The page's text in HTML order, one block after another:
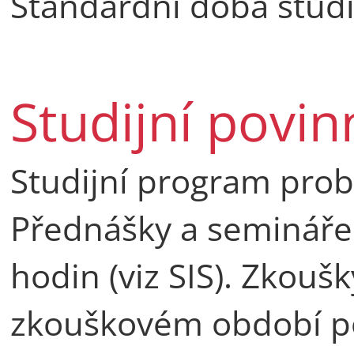
Studijní
Studijní program
Přednášky a
hodin (viz SIS).
zkouškovém období